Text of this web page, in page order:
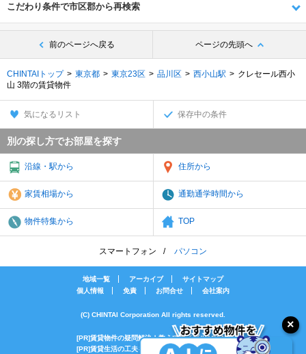
こだわり条件で市区郡から再検索
前のページへ戻る ページの先頭へ
CHINTAIトップ 東京都 東京23区 品川区 西小山駅
クレセール西小
山 3階の賃貸物件
気になるリスト 保存中の条件
別の探し方でお部屋を探す
沿線・駅から 住所から
家賃相場から 通勤通学時間から
物件特集から TOP
スマートフォン パソコン
地域一覧 アーカイブ
サイトマップ
個人情報
免責 お問合せ 会社案内
(C) CHINTAI Corporation All rights reserved.
[PR]賃貸物件の疑問解決！教えてエイブルAGENT
[PR]賃貸生活の工夫を紹介！CHINTAI情報局